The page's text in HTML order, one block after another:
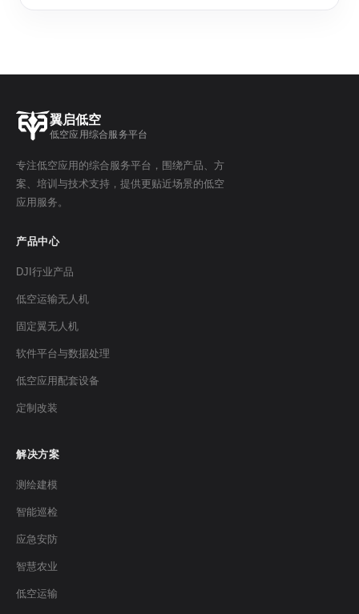
翼启低空
低空应用综合服务平台
专注低空应用的综合服务平台，围绕产品、方
案、培训与技术支持，提供更贴近场景的低空
应用服务。
产品中心
DJI行业产品
低空运输无人机
固定翼无人机
软件平台与数据处理
低空应用配套设备
定制改装
解决方案
测绘建模
智能巡检
应急安防
智慧农业
低空运输